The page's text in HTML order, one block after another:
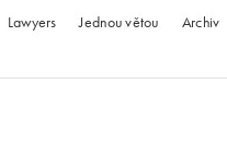
Lawyers Jednou větou Archiv